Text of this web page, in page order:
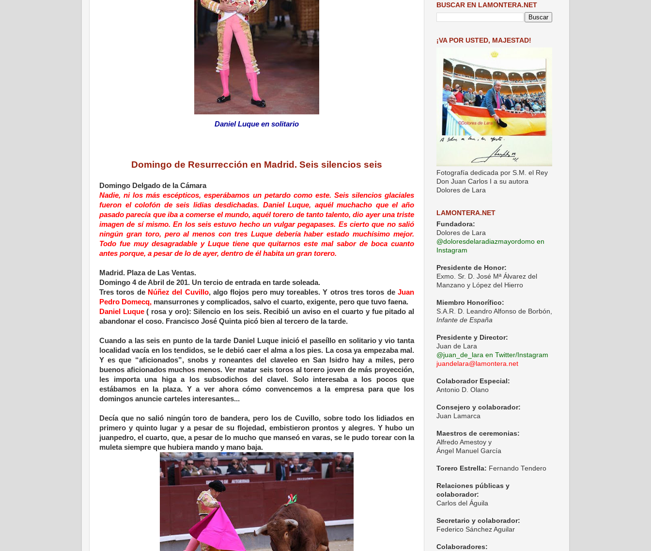
Daniel Luque en solitario
Domingo de Resurrección en Madrid. Seis silencios seis
Domingo Delgado de la Cámara
Nadie, ni los más escépticos, esperábamos un petardo como este. Seis silencios glaciales
fueron el colofón de seis lidias desdichadas. Daniel Luque, aquél muchacho que el año
pasado parecía que iba a comerse el mundo, aquél torero de tanto talento, dio ayer una triste
imagen de sí mismo. En los seis estuvo hecho un vulgar pegapases. Es cierto que no salió
ningún gran toro, pero al menos con tres Luque debería haber estado muchísimo mejor.
Todo fue muy desagradable y Luque tiene que quitarnos este mal sabor de boca cuanto
antes porque, a pesar de lo de ayer, dentro de él habita un gran torero.
Madrid. Plaza de Las Ventas.
Domingo 4 de Abril de 201. Un tercio de entrada en tarde soleada.
Tres toros de Núñez del Cuvillo, algo flojos pero muy toreables. Y otros tres toros de Juan
Pedro Domecq, mansurrones y complicados, salvo el cuarto, exigente, pero que tuvo faena.
Daniel Luque( rosa y oro): Silencio en los seis. Recibió un aviso en el cuarto y fue pitado al
abandonar el coso. Francisco José Quinta picó bien al tercero de la tarde.
Cuando a las seis en punto de la tarde Daniel Luque inició el paseíllo en solitario y vio tanta
localidad vacía en los tendidos, se le debió caer el alma a los pies. La cosa ya empezaba mal.
Y es que “aficionados”, snobs y roneantes del claveleo en San Isidro hay a miles, pero
buenos aficionados muchos menos. Ver matar seis toros al torero joven de más proyección,
les importa una higa a los subsodichos del clavel. Solo interesaba a los pocos que
estábamos en la plaza. Y a ver ahora cómo convencemos a la empresa para que los
domingos anuncie carteles interesantes...
Decía que no salió ningún toro de bandera, pero los de Cuvillo, sobre todo los lidiados en
primero y quinto lugar y a pesar de su flojedad, embistieron prontos y alegres. Y hubo un
juanpedro, el cuarto, que, a pesar de lo mucho que manseó en varas, se le pudo torear con la
muleta siempre que hubiera mando y mano baja.
BUSCAR EN LAMONTERA.NET
¡VA POR USTED, MAJESTAD!
Fotografía dedicada por S.M. el Rey
Don Juan Carlos I a su autora
Dolores de Lara
LAMONTERA.NET
Fundadora:
Dolores de Lara
@doloresdelaradiazmayordomo en
Instagram
Presidente de Honor:
Exmo. Sr. D. José Mª Álvarez del
Manzano y López del Hierro
Miembro Honorífico:
S.A.R. D. Leandro Alfonso de Borbón,
Infante de España
Presidente y Director:
Juan de Lara
@juan_de_lara en Twitter/Instagram
juandelara@lamontera.net
Colaborador Especial:
Antonio D. Olano
Consejero y colaborador:
Juan Lamarca
Maestros de ceremonias:
Alfredo Amestoy y
Ángel Manuel García
Torero Estrella: Fernando Tendero
Relaciones públicas y
colaborador:
Carlos del Águila
Secretario y colaborador:
Federico Sánchez Aguilar
Colaboradores: